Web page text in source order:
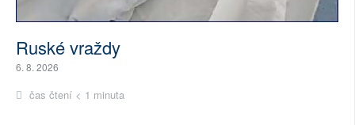
Ruské vraždy
6. 8. 2026
čas čtení < 1 minuta